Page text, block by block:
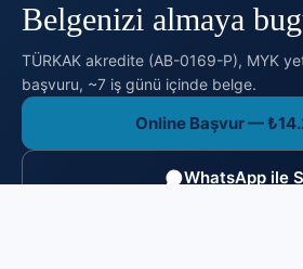
Belgenizi almaya
TÜRKAK akredite (AB-0169-P), MYK
başvuru, ~7 iş günü içinde belge.
Online Başvur —
WhatsApp ile